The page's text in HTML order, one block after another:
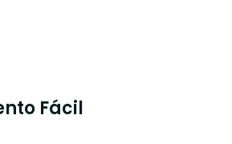
Fácil